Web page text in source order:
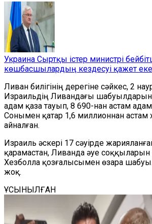
Украина Сыртқы істер министрі
көшбасшылардың кездесуі қажет
Ливан билігінің дерегіне сәйкес, 2
Израильдің Ливандағы
адам қаза тауып, 8 690-нан астам
Сонымен қатар 1,6 миллионнан астам
айналған.
Израиль әскері 17 сәуірде жариялан
қарамастан, Ливанда әуе
Хезболла қозғалысымен өзара
жоқ.
ҰСЫНЫЛҒАН